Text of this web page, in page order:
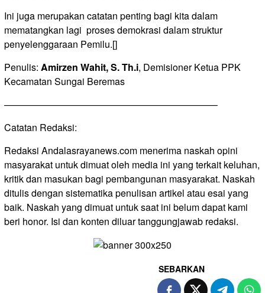
Ini juga merupakan catatan penting bagi kita dalam
mematangkan lagi proses demokrasi dalam struktur
penyelenggaraan Pemilu.[]
Penulis: Amirzen Wahit, S. Th.i, Demisioner Ketua PPK
Kecamatan Sungai Beremas
——————————————————————–
Catatan Redaksi:
Redaksi Andalasrayanews.com menerima naskah opini
masyarakat untuk dimuat oleh media ini yang terkait keluhan,
kritik dan masukan bagi pembangunan masyarakat. Naskah
ditulis dengan sistematika penulisan artikel atau esai yang
baik. Naskah yang dimuat untuk saat ini belum dapat kami
beri honor. Isi dan konten diluar tanggungjawab redaksi.
SEBARKAN